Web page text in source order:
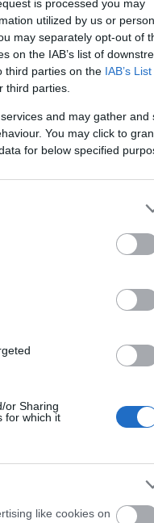
is processed you may
utilized by us or
may separately opt-out of
on the IAB’s list of
third parties on the IAB’s
third parties.
and may gather and
You may click to
for below specified
or Sharing
for which it
like cookies on
είναι η ιδανική επιλογή.